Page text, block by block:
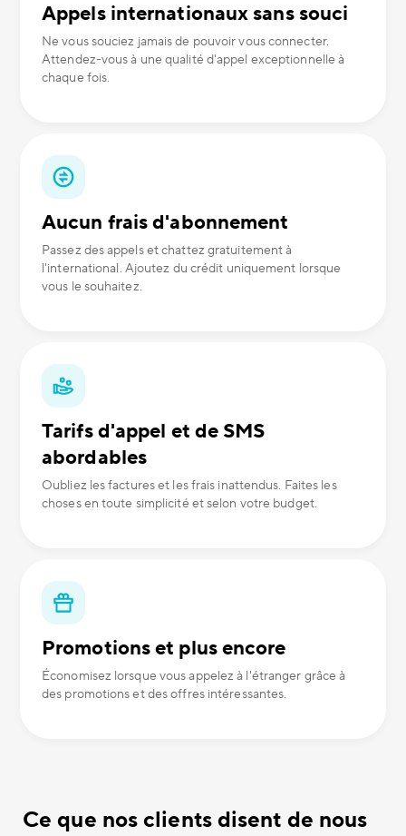
Appels internationaux sans souci
Ne vous souciez jamais de pouvoir vous connecter.
Attendez-vous à une qualité d'appel exceptionnelle à
chaque fois.
Aucun frais d'abonnement
Passez des appels et chattez gratuitement à
l'international. Ajoutez du crédit uniquement lorsque
vous le souhaitez.
Tarifs d'appel et de SMS
abordables
Oubliez les factures et les frais inattendus. Faites les
choses en toute simplicité et selon votre budget.
Promotions et plus encore
Économisez lorsque vous appelez à l'étranger grâce à
des promotions et des offres intéressantes.
Ce que nos clients disent de nous